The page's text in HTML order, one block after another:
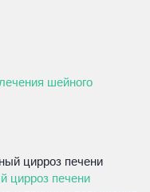
шейного
цирроз печени